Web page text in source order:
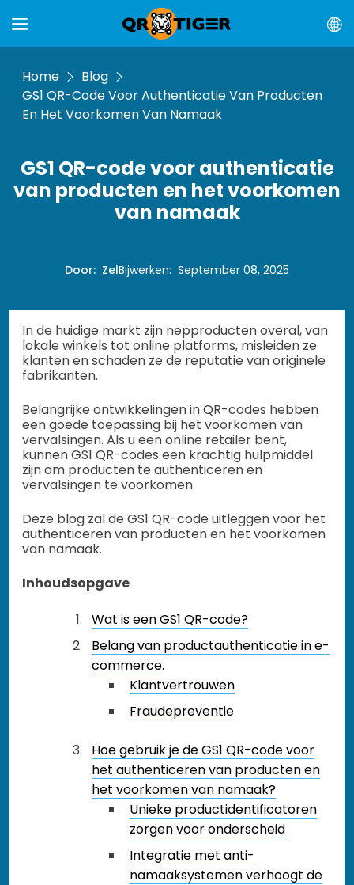
Home
Blog
GS1 QR-Code Voor Authenticatie Van Producten
En Het Voorkomen Van Namaak
GS1 QR-code voor authenticatie
van producten en het voorkomen
van namaak
Door: ZelBijwerken: September 08, 2025
In de huidige markt zijn nepproducten overal, van
lokale winkels tot online platforms, misleiden ze
klanten en schaden ze de reputatie van originele
fabrikanten.
Belangrijke ontwikkelingen in QR-codes hebben
een goede toepassing bij het voorkomen van
vervalsingen. Als u een online retailer bent,
kunnen GS1 QR-codes een krachtig hulpmiddel
zijn om producten te authenticeren en
vervalsingen te voorkomen.
Deze blog zal de GS1 QR-code uitleggen voor het
authenticeren van producten en het voorkomen
van namaak.
Inhoudsopgave
Wat is een GS1 QR-code?
Belang van productauthenticatie in e-
commerce.
Klantvertrouwen
Fraudepreventie
Hoe gebruik je de GS1 QR-code voor
het authenticeren van producten en
het voorkomen van namaak?
Unieke productidentificatoren
zorgen voor onderscheid
Integratie met anti-
namaaksystemen verhoogt de